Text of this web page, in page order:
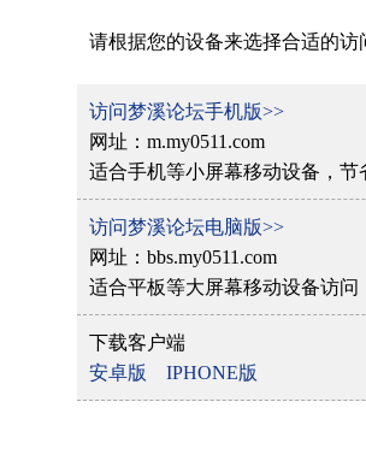
请根据您的设备来选择合适的访
访问梦溪论坛手机版>>
网址：m.my0511.com
适合手机等小屏幕移动设备，节
访问梦溪论坛电脑版>>
网址：bbs.my0511.com
适合平板等大屏幕移动设备访问
下载客户端
安卓版
IPHONE版